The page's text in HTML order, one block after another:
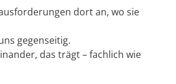
dort an, wo sie
gegenseitig.
das trägt – fachlich wie